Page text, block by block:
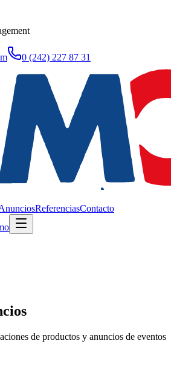
0 (242) 227 87 31
ReferenciasContacto
de productos y anuncios de eventos